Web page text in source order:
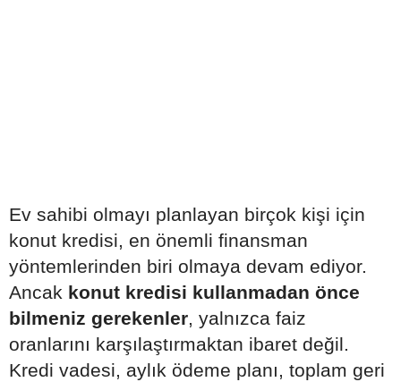
Ev sahibi olmayı planlayan birçok kişi için
konut kredisi, en önemli finansman
yöntemlerinden biri olmaya devam ediyor.
Ancak konut kredisi kullanmadan önce
bilmeniz gerekenler, yalnızca faiz
oranlarını karşılaştırmaktan ibaret değil.
Kredi vadesi, aylık ödeme planı, toplam geri